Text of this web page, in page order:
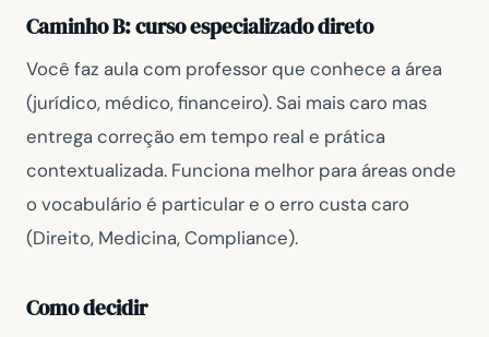
Caminho B: curso especializado direto
Você faz aula com professor que conhece a área
(jurídico, médico, financeiro). Sai mais caro mas
entrega correção em tempo real e prática
contextualizada. Funciona melhor para áreas onde
o vocabulário é particular e o erro custa caro
(Direito, Medicina, Compliance).
Como decidir